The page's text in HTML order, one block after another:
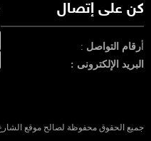
كن على إتصال
رقام التواصل :
البريد الإلكترونى :
جميع الحقوق محفوظة لصالح موقع الشارع 24 لعام